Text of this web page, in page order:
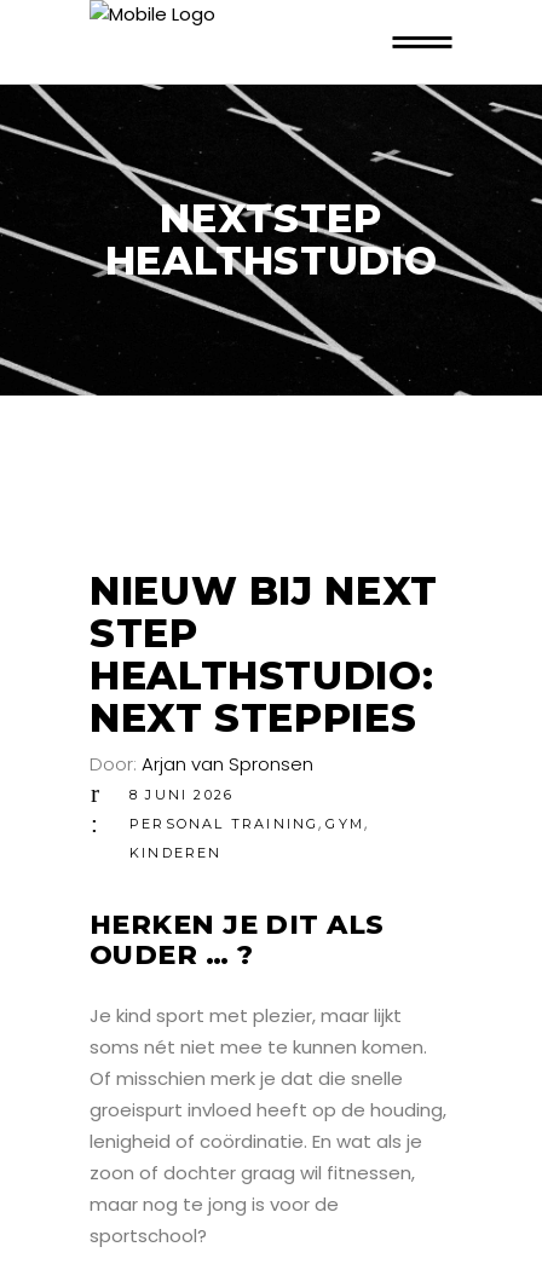
NEXTSTEP
HEALTHSTUDIO
NIEUW BIJ NEXT
STEP
HEALTHSTUDIO:
NEXT STEPPIES
Door: Arjan van Spronsen
8 JUNI 2026
PERSONAL TRAINING ,GYM ,
KINDEREN
HERKEN JE DIT ALS
OUDER … ?
Je kind sport met plezier, maar lijkt
soms nét niet mee te kunnen komen.
Of misschien merk je dat die snelle
groeispurt invloed heeft op de houding,
lenigheid of coördinatie. En wat als je
zoon of dochter graag wil fitnessen,
maar nog te jong is voor de
sportschool?